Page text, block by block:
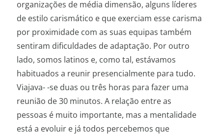
organizações de média dimensão, alguns líderes
de estilo carismático e que exerciam esse carisma
por proximidade com as suas equipas também
sentiram dificuldades de adaptação. Por outro
lado, somos latinos e, como tal, estávamos
habituados a reunir presencialmente para tudo.
Viajava- -se duas ou três horas para fazer uma
reunião de 30 minutos. A relação entre as
pessoas é muito importante, mas a mentalidade
está a evoluir e já todos percebemos que